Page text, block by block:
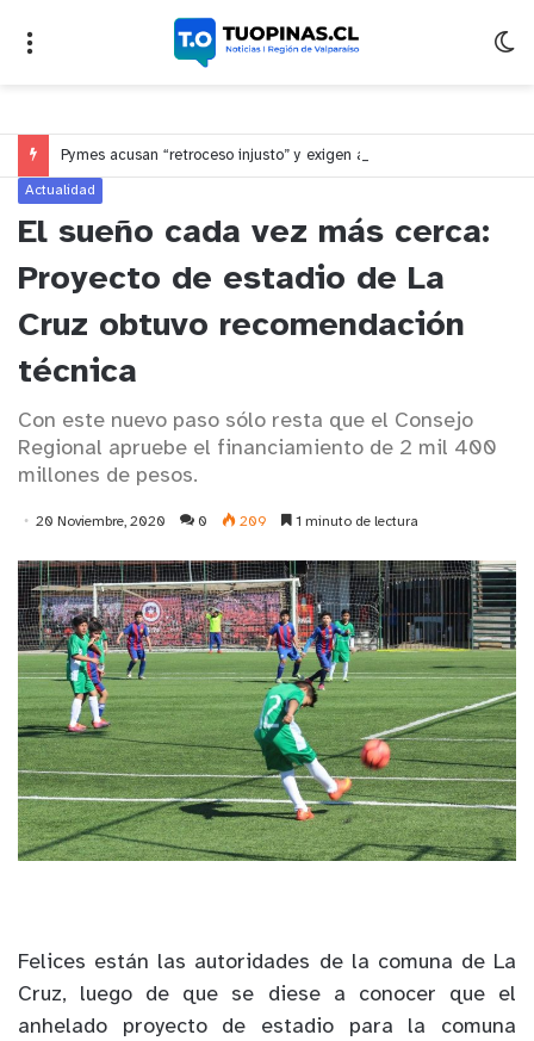
Actualidad
El sueño cada vez más cerca:
Proyecto de estadio de La
Cruz obtuvo recomendación
técnica
Con este nuevo paso sólo resta que el Consejo
Regional apruebe el financiamiento de 2 mil 400
millones de pesos.
20 Noviembre, 2020 0 209 1 minuto de lectura
Felices están las autoridades de la comuna de La
Cruz, luego de que se diese a conocer que el
anhelado proyecto de estadio para la comuna